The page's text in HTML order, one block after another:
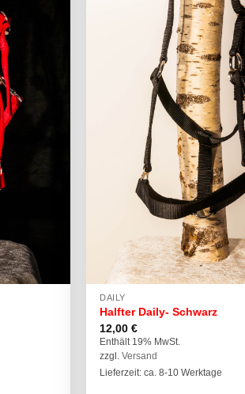
DAILY
Halfter Daily- Schwarz
12,00€
Enthält 19% MwSt.
zzgl.Versand
Lieferzeit: ca. 8-10 Werktage